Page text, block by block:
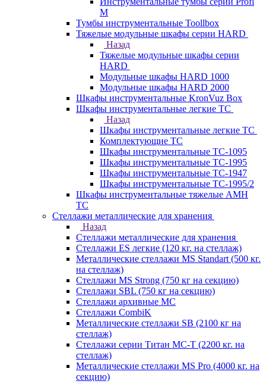
M
Тумбы инструментальные Toollbox
Тяжелые модульные шкафы серии HARD
Назад
Тяжелые модульные шкафы серии
HARD
Модульные шкафы HARD 1000
Модульные шкафы HARD 2000
Шкафы инструментальные KronVuz Box
Шкафы инструментальные легкие ТС
Назад
Шкафы инструментальные легкие ТС
Комплектующие ТС
Шкафы инструментальные TC-1095
Шкафы инструментальные TC-1995
Шкафы инструментальные ТС-1947
Шкафы инструментальные ТС-1995/2
Шкафы инструментальные тяжелые AMH
TC
Стеллажи металлические для хранения
Назад
Стеллажи металлические для хранения
Стеллажи ES легкие (120 кг. на стеллаж)
Металлические стеллажи MS Standart (500 кг.
на стеллаж)
Стеллажи MS Strong (750 кг на секцию)
Стеллажи SBL (750 кг на секцию)
Стеллажи архивные МС
Стеллажи CombiK
Металлические стеллажи SB (2100 кг на
стеллаж)
Стеллажи серии Титан МС-Т (2200 кг. на
стеллаж)
Металлические стеллажи MS Pro (4000 кг. на
секцию)